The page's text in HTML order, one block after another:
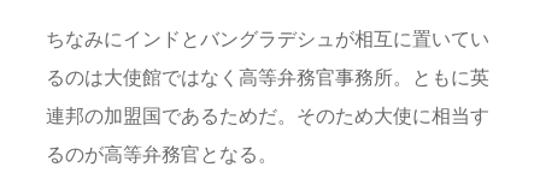
ちなみにインドとバングラデシュが相互に置いてい
るのは大使館ではなく高等弁務官事務所。ともに英
連邦の加盟国であるためだ。そのため大使に相当す
るのが高等弁務官となる。